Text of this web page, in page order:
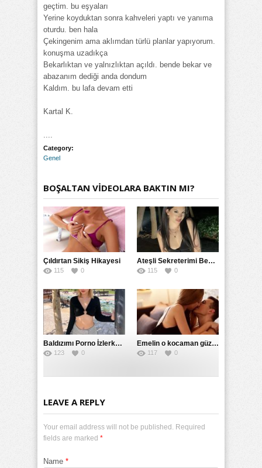
geçtim. bu eşyaları
Yerine koyduktan sonra kahveleri yaptı ve yanıma
oturdu. ben hala
Çekingenim ama aklımdan türlü planlar yapıyorum.
konuşma uzadıkça
Bekarlıktan ve yalnızlıktan açıldı. bende bekar ve
abazanım dediği anda dondum
Kaldım. bu lafa devam etti
Kartal K.
....
Category:
Genel
BOŞALTAN VİDEOLARA BAKTIN MI?
Çıldırtan Sikiş Hikayesi
115 0
Ateşli Sekreterimi Becerdim
115 0
Baldızımı Porno İzlerken Bastım
123 0
Emelin o kocaman güzel götünü sikiyordum
117 0
LEAVE A REPLY
Your email address will not be published. Required
fields are marked *
Name *